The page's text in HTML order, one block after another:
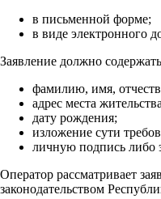
в письменной форме;
в виде электронного
Заявление должно
фамилию, имя,
адрес места
дату рождения;
изложение сути
личную подпись либо
Оператор рассматривает
законодательством